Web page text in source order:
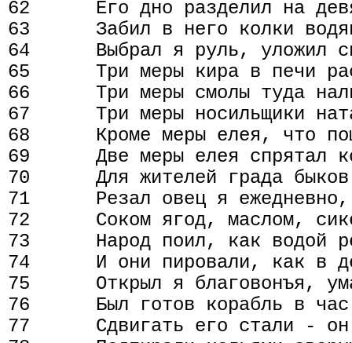
62      Его дно разделил на
63      Забил в него колки
64      Выбрал я руль, уложил
65      Три меры кира в печи
66      Три меры смолы туда
67      Три меры носильщики
68      Кроме меры елея, что
69      Две меры елея спрятал
70      Для жителей града
71      Резал овец я ежедневно,
72      Соком ягод, маслом,
73      Народ поил, как водой
74      И они пировали, как в
75      Открыл я благовонъя,
76      Был готов корабль в час
77      Сдвигать его стали - он